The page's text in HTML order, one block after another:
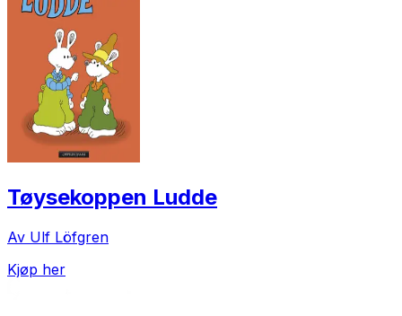
Tøysekoppen Ludde
Av Ulf Löfgren
Kjøp her